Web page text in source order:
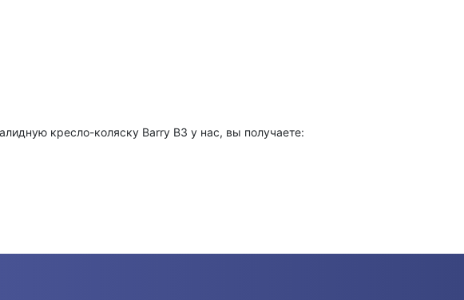
кресло-коляску Barry B3 у нас, вы получаете: